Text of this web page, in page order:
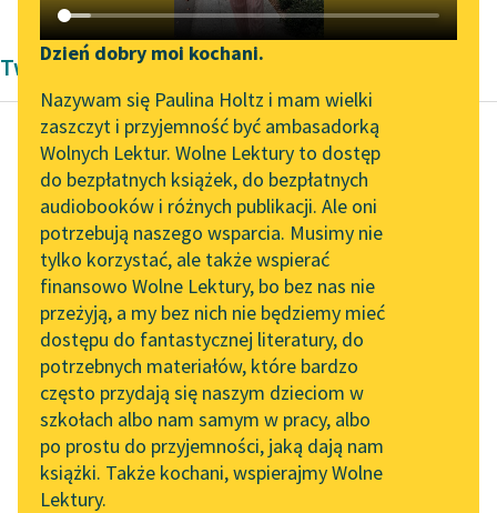
Katalog DAISY
Podkasty o książkach
Zgłoś brak utworu
Aktualności
„Prokurator Alicja Horn”
do słuchania
Byliśmy częścią AI Impact
Lab
Zapraszamy na spotkanie
online z tłumaczkami
literatury skandynawskiej
Spotkanie z Katarzyną
Tunkiel w Oslo
102. lata temu zmarł
Joseph Conrad
Narzędzia
Mapa Wolnych Lektur
Leśmianator
Przewodnik dla piszących i
czytających
API
OAI-PMH
Widget Wolnych Lektur
Przypisy
Dzień dobry moi kochani.
Nazywam się Paulina Holtz i mam wielki
zaszczyt i przyjemność być ambasadorką
Wolnych Lektur. Wolne Lektury to dostęp
do bezpłatnych książek, do bezpłatnych
audiobooków i różnych publikacji. Ale oni
potrzebują naszego wsparcia. Musimy nie
tylko korzystać, ale także wspierać
finansowo Wolne Lektury, bo bez nas nie
przeżyją, a my bez nich nie będziemy mieć
dostępu do fantastycznej literatury, do
potrzebnych materiałów, które bardzo
często przydają się naszym dzieciom w
szkołach albo nam samym w pracy, albo
po prostu do przyjemności, jaką dają nam
książki. Także kochani, wspierajmy Wolne
Lektury.
Twórczość Hugo von Hofmannsthala
Hugo von Hofmannsthal
Przeżycie
A całość
sute, głębokie
wypełniało tlenie
smętnej muzyki. I
otom ja wiedział,
choć nie pojmuję...
Czytaj więcej